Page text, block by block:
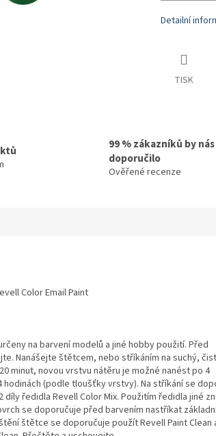
Detailní
TISK
99 % zákazníků by nás
doporučilo
Ověřené recenze
Color Email Paint
na barvení modelů a jiné hobby použití. Před
Nanášejte štětcem, nebo stříkáním na suchý,
minut, novou vrstvu nátěru je možné nanést po 4
hodinách (podle tloušťky vrstvy). Na stříkání se
díly ředidla Revell Color Mix. Použitím ředidla jiné
se doporučuje před barvením nastříkat
štětce se doporučuje použít Revell Paint Clean